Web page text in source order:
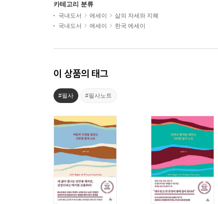
카테고리 분류
국내도서 에세이
삶의 자세와 지혜
국내도서
에세이 한국 에세이
이 상품의 태그
#필사 #필사노트